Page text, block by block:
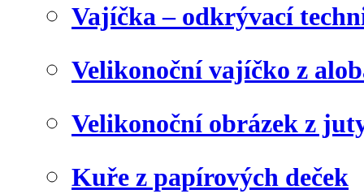
Vajíčka – odkrývací
Velikonoční vajíčko z
Velikonoční obrázek z
Kuře z papírových deček